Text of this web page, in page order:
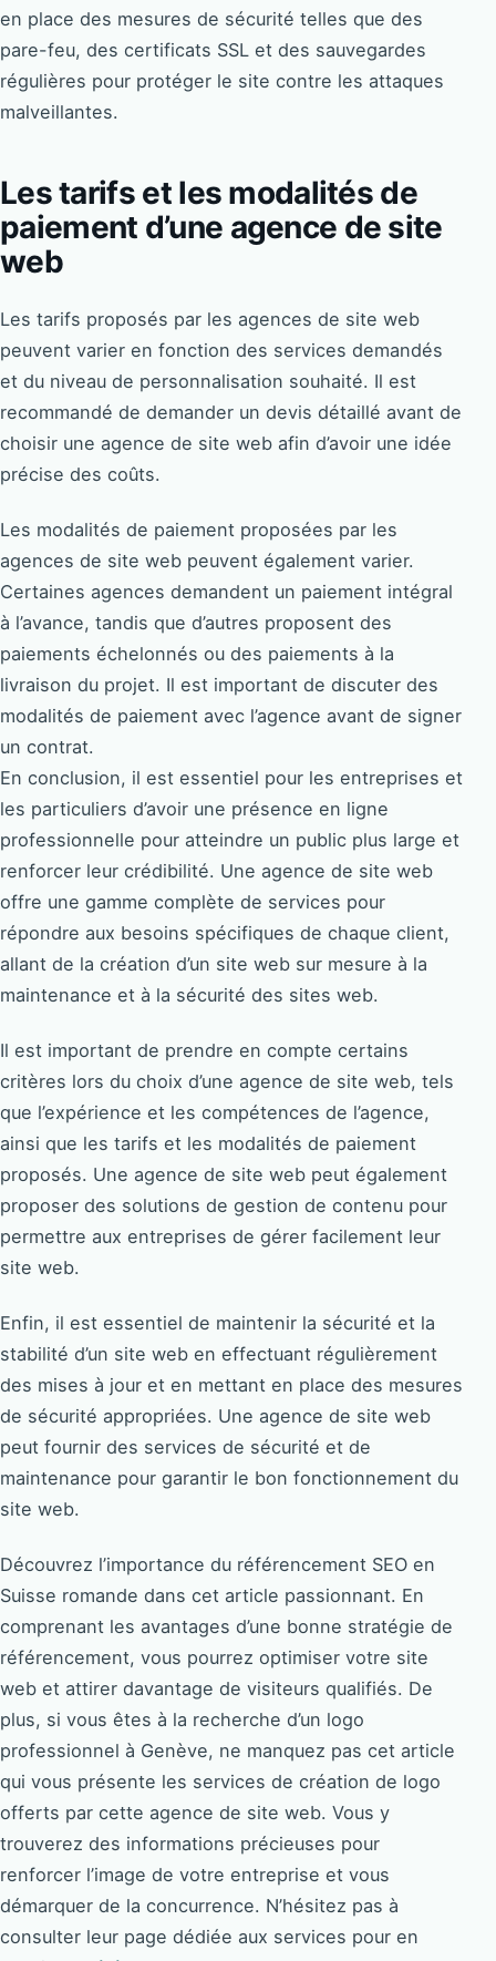
en place des mesures de sécurité telles que des
pare-feu, des certificats SSL et des sauvegardes
régulières pour protéger le site contre les attaques
malveillantes.
Les tarifs et les modalités de
paiement d’une agence de site
web
Les tarifs proposés par les agences de site web
peuvent varier en fonction des services demandés
et du niveau de personnalisation souhaité. Il est
recommandé de demander un devis détaillé avant de
choisir une agence de site web afin d’avoir une idée
précise des coûts.
Les modalités de paiement proposées par les
agences de site web peuvent également varier.
Certaines agences demandent un paiement intégral
à l’avance, tandis que d’autres proposent des
paiements échelonnés ou des paiements à la
livraison du projet. Il est important de discuter des
modalités de paiement avec l’agence avant de signer
un contrat.
En conclusion, il est essentiel pour les entreprises et
les particuliers d’avoir une présence en ligne
professionnelle pour atteindre un public plus large et
renforcer leur crédibilité. Une agence de site web
offre une gamme complète de services pour
répondre aux besoins spécifiques de chaque client,
allant de la création d’un site web sur mesure à la
maintenance et à la sécurité des sites web.
Il est important de prendre en compte certains
critères lors du choix d’une agence de site web, tels
que l’expérience et les compétences de l’agence,
ainsi que les tarifs et les modalités de paiement
proposés. Une agence de site web peut également
proposer des solutions de gestion de contenu pour
permettre aux entreprises de gérer facilement leur
site web.
Enfin, il est essentiel de maintenir la sécurité et la
stabilité d’un site web en effectuant régulièrement
des mises à jour et en mettant en place des mesures
de sécurité appropriées. Une agence de site web
peut fournir des services de sécurité et de
maintenance pour garantir le bon fonctionnement du
site web.
Découvrez l’importance du référencement SEO en
Suisse romande dans cet article passionnant. En
comprenant les avantages d’une bonne stratégie de
référencement, vous pourrez optimiser votre site
web et attirer davantage de visiteurs qualifiés. De
plus, si vous êtes à la recherche d’un logo
professionnel à Genève, ne manquez pas cet article
qui vous présente les services de création de logo
offerts par cette agence de site web. Vous y
trouverez des informations précieuses pour
renforcer l’image de votre entreprise et vous
démarquer de la concurrence. N’hésitez pas à
consulter leur page dédiée aux services pour en